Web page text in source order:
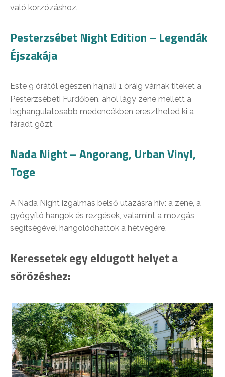
való korzózáshoz.
Pesterzsébet Night Edition – Legendák
Éjszakája
Este 9 órától egészen hajnali 1 óráig várnak titeket a
Pesterzsébeti Fürdőben, ahol lágy zene mellett a
leghangulatosabb medencékben eresztheted ki a
fáradt gőzt.
Nada Night – Angorang, Urban Vinyl,
Toge
A Nada Night izgalmas belső utazásra hív: a zene, a
gyógyító hangok és rezgések, valamint a mozgás
segítségével hangolódhattok a hétvégére.
Keressetek egy eldugott helyet a
sörözéshez: